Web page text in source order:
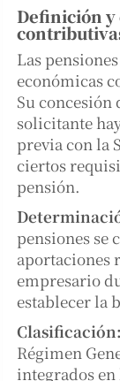
Definición y
Las
económicas
Su concesión
solicitante
previa con la
ciertos
pensión.
pensiones se
aportaciones
empresario
establecer la
Clasificación:
Régimen
integrados